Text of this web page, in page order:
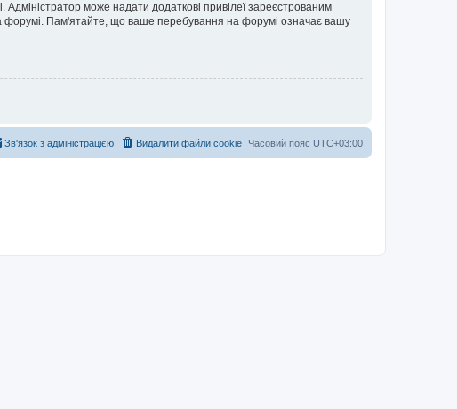
може надати додаткові привілеї зареєстрованим
форумі. Пам'ятайте, що ваше перебування на форумі означає вашу
Часовий пояс UTC+03:00
Видалити файли cookie
Зв'язок з адміністрацією